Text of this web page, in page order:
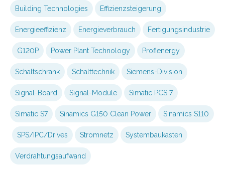
Building Technologies Effizienzsteigerung
Energieeffizienz Energieverbrauch Fertigungsindustrie
G120P Power Plant Technology Profienergy
Schaltschrank Schalttechnik Siemens-Division
Signal-Board Signal-Module Simatic PCS 7
Simatic S7 Sinamics G150 Clean Power Sinamics S110
SPS/IPC/Drives Stromnetz Systembaukasten
Verdrahtungsaufwand